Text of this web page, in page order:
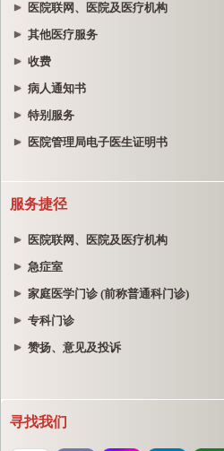
医院联网、医院及医疗机构
其他医疗服务
收费
病人通知书
特别服务
医院管理局电子医生证明书
服务捷径
医院联网、医院及医疗机构
急症室
家庭医学门诊 (前称普通科门诊)
专科门诊
赞扬、意见及投诉
寻找我们